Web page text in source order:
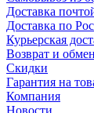
Доставка
Доставка по
Курьерская
Возврат и обмен
Скидки
Гарантия на
Компания
Новости